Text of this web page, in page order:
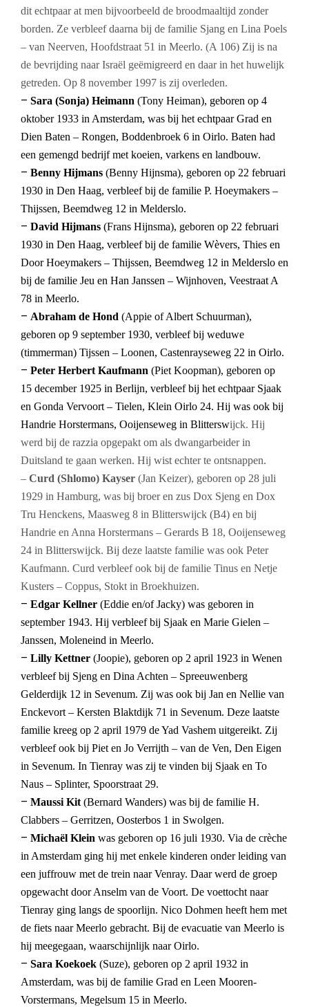
dit echtpaar at men bijvoorbeeld de broodmaaltijd zonder
borden. Ze verbleef daarna bij de familie Sjang en Lina Poels
– van Neerven, Hoofdstraat 51 in Meerlo. (A 106) Zij is na
de bevrijding naar Israël geëmigreerd en daar in het huwelijk
getreden. Op 8 november 1997 is zij overleden.
– Sara (Sonja) Heimann (Tony Heiman), geboren op 4
oktober 1933 in Amsterdam, was bij het echtpaar Grad en
Dien Baten – Rongen, Boddenbroek 6 in Oirlo. Baten had
een gemengd bedrijf met koeien, varkens en landbouw.
– Benny Hijmans (Benny Hijnsma), geboren op 22 februari
1930 in Den Haag, verbleef bij de familie P. Hoeymakers –
Thijssen, Beemdweg 12 in Melderslo.
– David Hijmans (Frans Hijnsma), geboren op 22 februari
1930 in Den Haag, verbleef bij de familie Wèvers, Thies en
Door Hoeymakers – Thijssen, Beemdweg 12 in Melderslo en
bij de familie Jeu en Han Janssen – Wijnhoven, Veestraat A
78 in Meerlo.
– Abraham de Hond (Appie of Albert Schuurman),
geboren op 9 september 1930, verbleef bij weduwe
(timmerman) Tijssen – Loonen, Castenrayseweg 22 in Oirlo.
– Peter Herbert Kaufmann (Piet Koopman), geboren op
15 december 1925 in Berlijn, verbleef bij het echtpaar Sjaak
en Gonda Vervoort – Tielen, Klein Oirlo 24. Hij was ook bij
Handrie Horstermans, Ooijenseweg in Blitterswijck. Hij
werd bij de razzia opgepakt om als dwangarbeider in
Duitsland te gaan werken. Hij wist echter te ontsnappen.
– Curd (Shlomo) Kayser (Jan Keizer), geboren op 28 juli
1929 in Hamburg, was bij broer en zus Dox Sjeng en Dox
Tru Henckens, Maasweg 8 in Blitterswijck (B4) en bij
Handrie en Anna Horstermans – Gerards B 18, Ooijenseweg
24 in Blitterswijck. Bij deze laatste familie was ook Peter
Kaufmann. Curd verbleef ook bij de familie Tinus en Netje
Kusters – Coppus, Stokt in Broekhuizen.
– Edgar Kellner (Eddie en/of Jacky) was geboren in
september 1943. Hij verbleef bij Sjaak en Marie Gielen –
Janssen, Moleneind in Meerlo.
– Lilly Kettner (Joopie), geboren op 2 april 1923 in Wenen
verbleef bij Sjeng en Dina Achten – Spreeuwenberg
Gelderdijk 12 in Sevenum. Zij was ook bij Jan en Nellie van
Enckevort – Kersten Blaktdijk 71 in Sevenum. Deze laatste
familie kreeg op 2 april 1979 de Yad Vashem uitgereikt. Zij
verbleef ook bij Piet en Jo Verrijth – van de Ven, Den Eigen
in Sevenum. In Tienray was zij te vinden bij Sjaak en To
Naus – Splinter, Spoorstraat 29.
– Maussi Kit (Bernard Wanders) was bij de familie H.
Clabbers – Gerritzen, Oosterbos 1 in Swolgen.
– Michaël Klein was geboren op 16 juli 1930. Via de crèche
in Amsterdam ging hij met enkele kinderen onder leiding van
een juffrouw met de trein naar Venray. Daar werd de groep
opgewacht door Anselm van de Voort. De voettocht naar
Tienray ging langs de spoorlijn. Nico Dohmen heeft hem met
de fiets naar Meerlo gebracht. Bij de evacuatie van Meerlo is
hij meegegaan, waarschijnlijk naar Oirlo.
– Sara Koekoek (Suze), geboren op 2 april 1932 in
Amsterdam, was bij de familie Grad en Leen Mooren-
Vorstermans, Megelsum 15 in Meerlo.